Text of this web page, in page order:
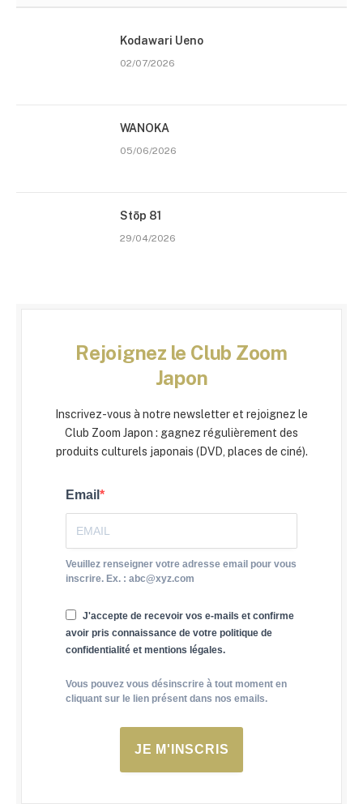
Kodawari Ueno
02/07/2026
WANOKA
05/06/2026
Stōp 81
29/04/2026
Rejoignez le Club Zoom
Japon
Inscrivez-vous à notre newsletter et rejoignez le
Club Zoom Japon : gagnez régulièrement des
produits culturels japonais (DVD, places de ciné).
Email
Veuillez renseigner votre adresse email pour vous
inscrire. Ex. : abc@xyz.com
J'accepte de recevoir vos e-mails et confirme
avoir pris connaissance de votre politique de
confidentialité et mentions légales.
Vous pouvez vous désinscrire à tout moment en
cliquant sur le lien présent dans nos emails.
JE M'INSCRIS